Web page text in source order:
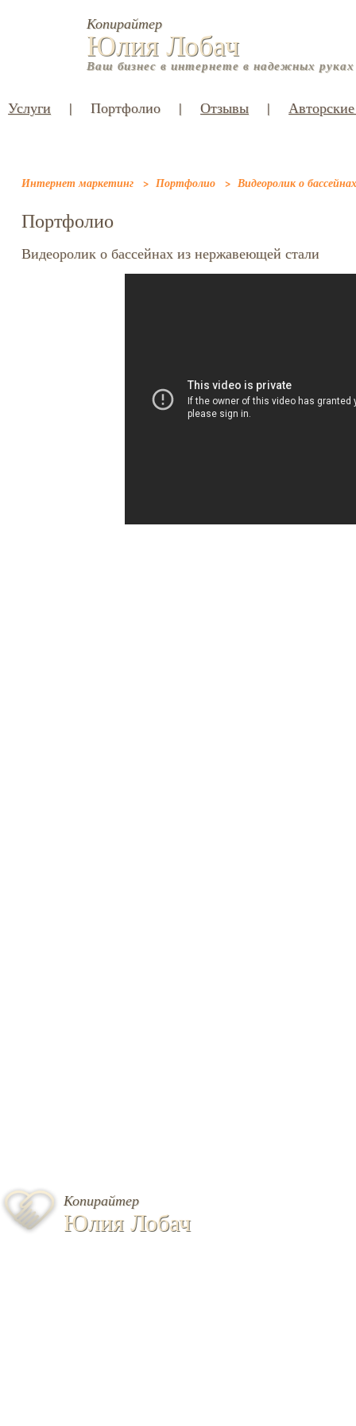
Копирайтер
Юлия Лобач
Ваш бизнес в интернете в надежных руках
Услуги | Портфолио | Отзывы |
Интернет маркетинг > Портфолио > Видеоролик о
Портфолио
Видеоролик о бассейнах из нержавеющей стали
Копирайтер
Юлия Лобач